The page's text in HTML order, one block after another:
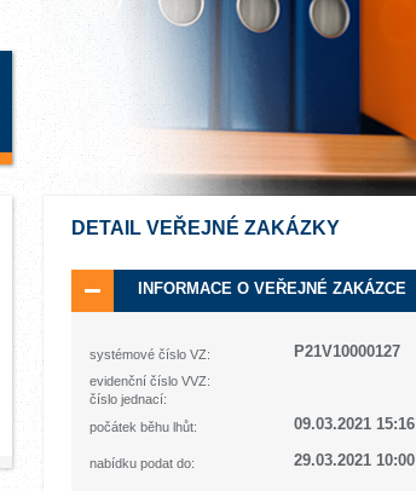
DETAIL VEŘEJNÉ ZAKÁZKY
INFORMACE O VEŘEJNÉ ZAKÁZCE
systémové číslo VZ: P21V10000127
evidenční číslo VVZ:
číslo jednací:
počátek běhu lhůt:
09.03.2021 15:16
nabídku podat do: 29.03.2021 10:00